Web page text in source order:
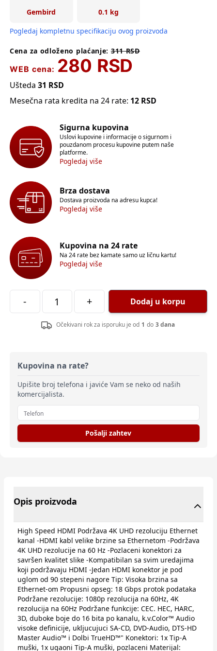
Gembird 0.1 kg
Pogledaj kompletnu specifikaciju ovog proizvoda
Cena za odloženo plaćanje: 311RSD
WEB cena: 280 RSD
Ušteda 31 RSD
Mesečna rata kredita na 24 rate: 12 RSD
Sigurna kupovina
Uslovi kupovine i informacije o sigurnom i
pouzdanom procesu kupovine putem naše
platforme.
Pogledaj više
Brza dostava
Dostava proizvoda na adresu kupca!
Pogledaj više
Kupovina na 24 rate
Na 24 rate bez kamate samo uz ličnu kartu!
Pogledaj više
- + Dodaj u korpu
Očekivani rok za isporuku je od 1 do 3 dana
Kupovina na rate?
Upišite broj telefona i javiće Vam se neko od naših
komercijalista.
Pošalji zahtev
Opis proizvoda
High Speed HDMI Podržava 4K UHD rezoluciju Ethernet
kanal -HDMI kabl velike brzine sa Ethernetom -Podržava
4K UHD rezolucije na 60 Hz -Pozlaceni konektori za
savršen kvalitet slike -Kompatibilan sa svim uredajima
koji podržavaju HDMI -Jedan HDMI konektor je pod
uglom od 90 stepeni nagore Tip: Visoka brzina sa
Ethernet-om Propusni opseg: 18 Gbps protok podataka
Podržane rezolucije: 1080p rezolucija na 60Hz, 4K
rezolucija na 60Hz Podržane funkcije: CEC. HEC, HARC,
3D, duboke boje do 16 bita po kanalu, k.v.Color™ Audio
visoke definicije, ukljucujuci SA-CD, DVD-Audio, DTS-HD
Master Audio™ i Dolbi TrueHD™" Konektori: 1x Tip-A
muški, 1x ugaoni Tip-A muški, pozlaceni Materijal: